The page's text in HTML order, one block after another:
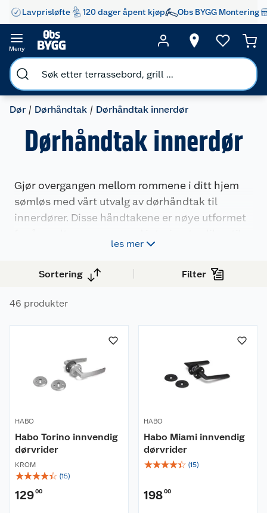
Lavprisløfte 120 dager åpent kjøp Obs BYGG Montering
Meny
Dør Dørhåndtak Dørhåndtak innerdør
Dørhåndtak innerdør
Gjør overgangen mellom rommene i ditt hjem
sømløs med vårt utvalg av dørhåndtak til
innerdører. Disse håndtakene er nøye utformet
enten det er for en følelse av moderne
minimalisme eller en touch av tradisjonell
varme. De bringer en diskré endring som subtilt
hever rommenes unike atmosfære og reflekterer
les mer
Sortering Filter
46 produkter
HABO
Habo Torino innvendig
dørvrider
KROM
☆☆☆☆☆ (15)
12900
HABO
Habo Miami innvendig
dørvrider
☆☆☆☆☆ (15)
19800